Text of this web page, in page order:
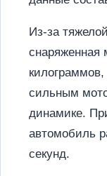
Из-за
снаряженная
килограммов,
сильным
динамике.
автомобиль
секунд.